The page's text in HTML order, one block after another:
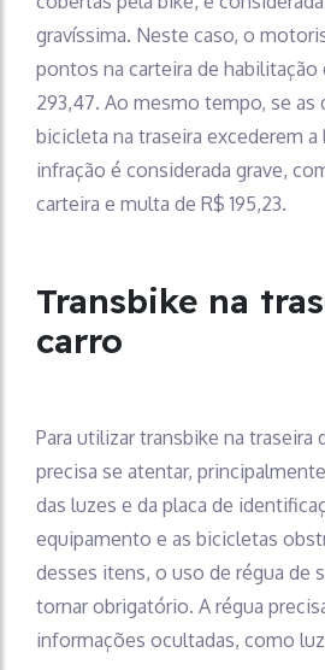
gravíssima. Neste caso, o
pontos na carteira de habilitação
293,47. Ao mesmo tempo, se as
bicicleta na traseira excederem a
infração é considerada grave,
carteira e multa de R$ 195,23.
Transbike na
carro
Para utilizar transbike na
precisa se atentar,
das luzes e da placa de
equipamento e as bicicletas
desses itens, o uso de régua de
tornar obrigatório. A régua
informações ocultadas, como